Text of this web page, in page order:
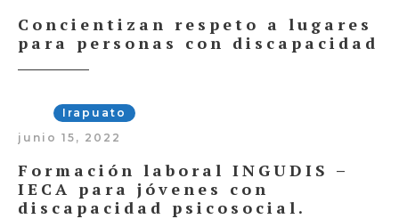
Concientizan respeto a lugares
para personas con discapacidad
Irapuato
junio 15, 2022
Formación laboral INGUDIS –
IECA para jóvenes con
discapacidad psicosocial.